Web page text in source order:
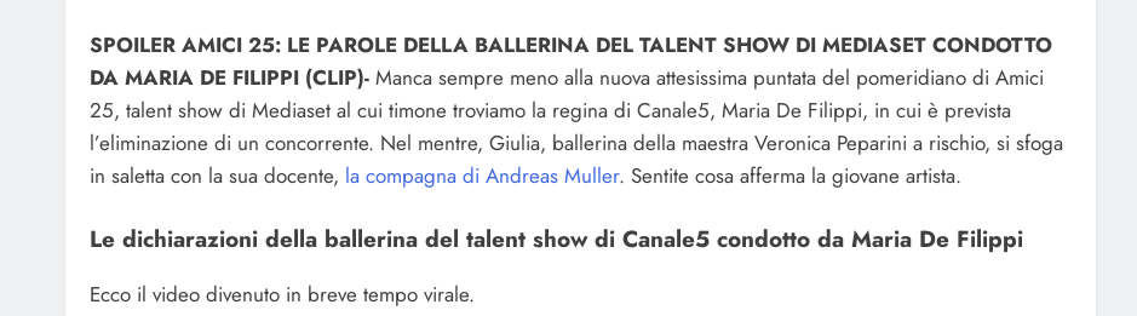
SPOILER AMICI 25: LE PAROLE DELLA BALLERINA DEL TALENT SHOW DI MEDIASET CONDOTTO
DA MARIA DE FILIPPI (CLIP)- Manca sempre meno alla nuova attesissima puntata del pomeridiano di Amici
25, talent show di Mediaset al cui timone troviamo la regina di Canale5, Maria De Filippi, in cui è prevista
l’eliminazione di un concorrente. Nel mentre, Giulia, ballerina della maestra Veronica Peparini a rischio, si sfoga
in saletta con la sua docente, la compagna di Andreas Muller. Sentite cosa afferma la giovane artista.
Le dichiarazioni della ballerina del talent show di Canale5 condotto da Maria De Filippi
Ecco il video divenuto in breve tempo virale.